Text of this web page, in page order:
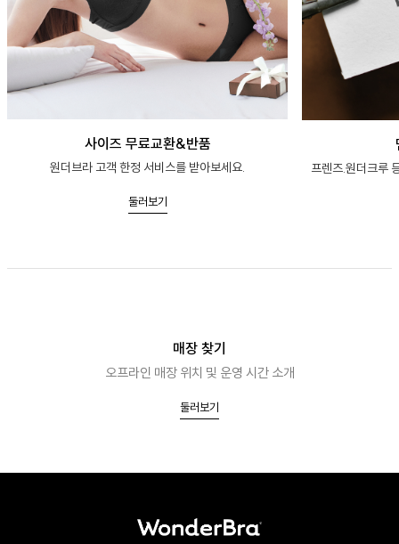
사이즈 무료교환&반품
원더브라 고객 한정 서비스를 받아보세요.
둘러보기
프렌즈.원더크루
매장 찾기
오프라인 매장 위치 및 운영 시간 소개
둘러보기